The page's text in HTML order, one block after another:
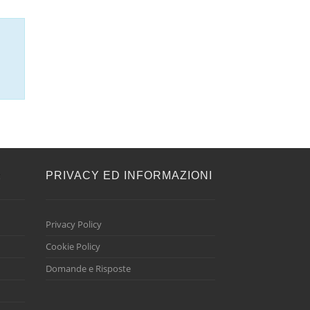
PRIVACY ED INFORMAZIONI
Privacy Policy
Cookie Policy
Domande e Risposte